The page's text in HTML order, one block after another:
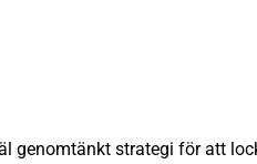
genomtänkt strategi för att